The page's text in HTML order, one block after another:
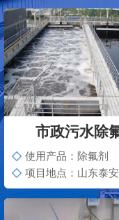
市政污水除
使用产品：除氟剂
项目地点：山东泰安